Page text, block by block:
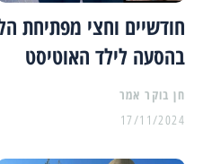
חודשיים וחצי מפתיחת
בהסעה לילד האוטיסט
17/11/2024